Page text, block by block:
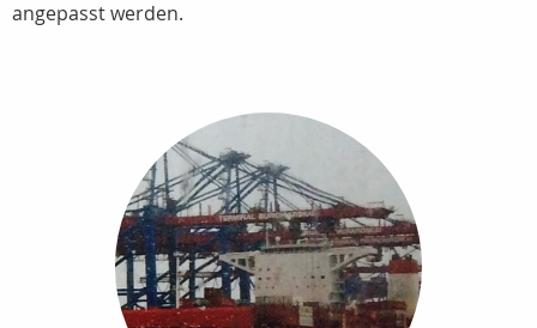
angepasst werden.